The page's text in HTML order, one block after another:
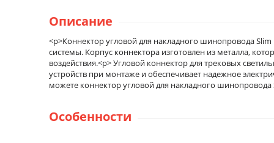
Описание
<p>Коннектор угловой для накладного шинопровода
системы. Корпус коннектора изготовлен из металла,
воздействия.<p> Угловой коннектор для трековых
устройств при монтаже и обеспечивает надежное
можете коннектор угловой для накладного
Особенности